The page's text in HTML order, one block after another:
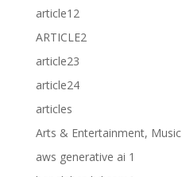
article12
ARTICLE2
article23
article24
articles
Arts & Entertainment, Music
aws generative ai 1